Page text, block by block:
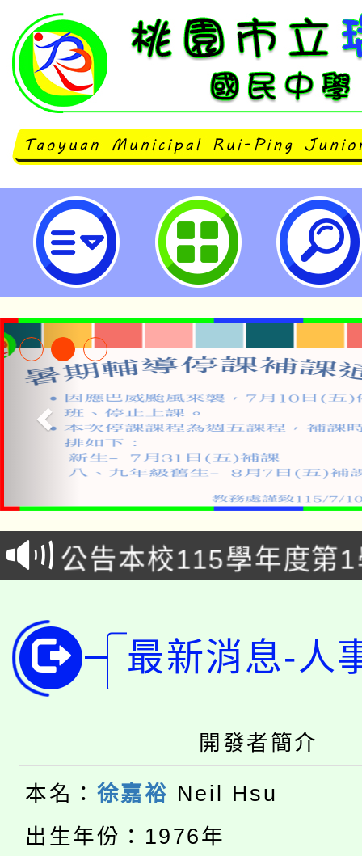
neilrpjhstyc網站設計者：徐嘉
「2026金融保險知識
車」活動
桃園市115學年度學生
生本土語及新住民語歌
公告本校115學年度第
公告本校115學年度第
代理(課)教師甄選結果(
轉知中國文化大學推廣
《TA101》溝通分析基
心理、諮商輔導、社會
系所師生報名參加。
轉知苗栗縣政府辦理
門員」簡章及活動海報
踴躍報名參加。
「桃園市補助參觀特色
展演活動實施計畫」
115年度「教育部表揚
義教育推展貢獻獎」
「2026 ART TAIPEI臺
最新消息-人
開發者簡介
本名： 徐嘉裕 Neil Hsu
出生年份：1976年